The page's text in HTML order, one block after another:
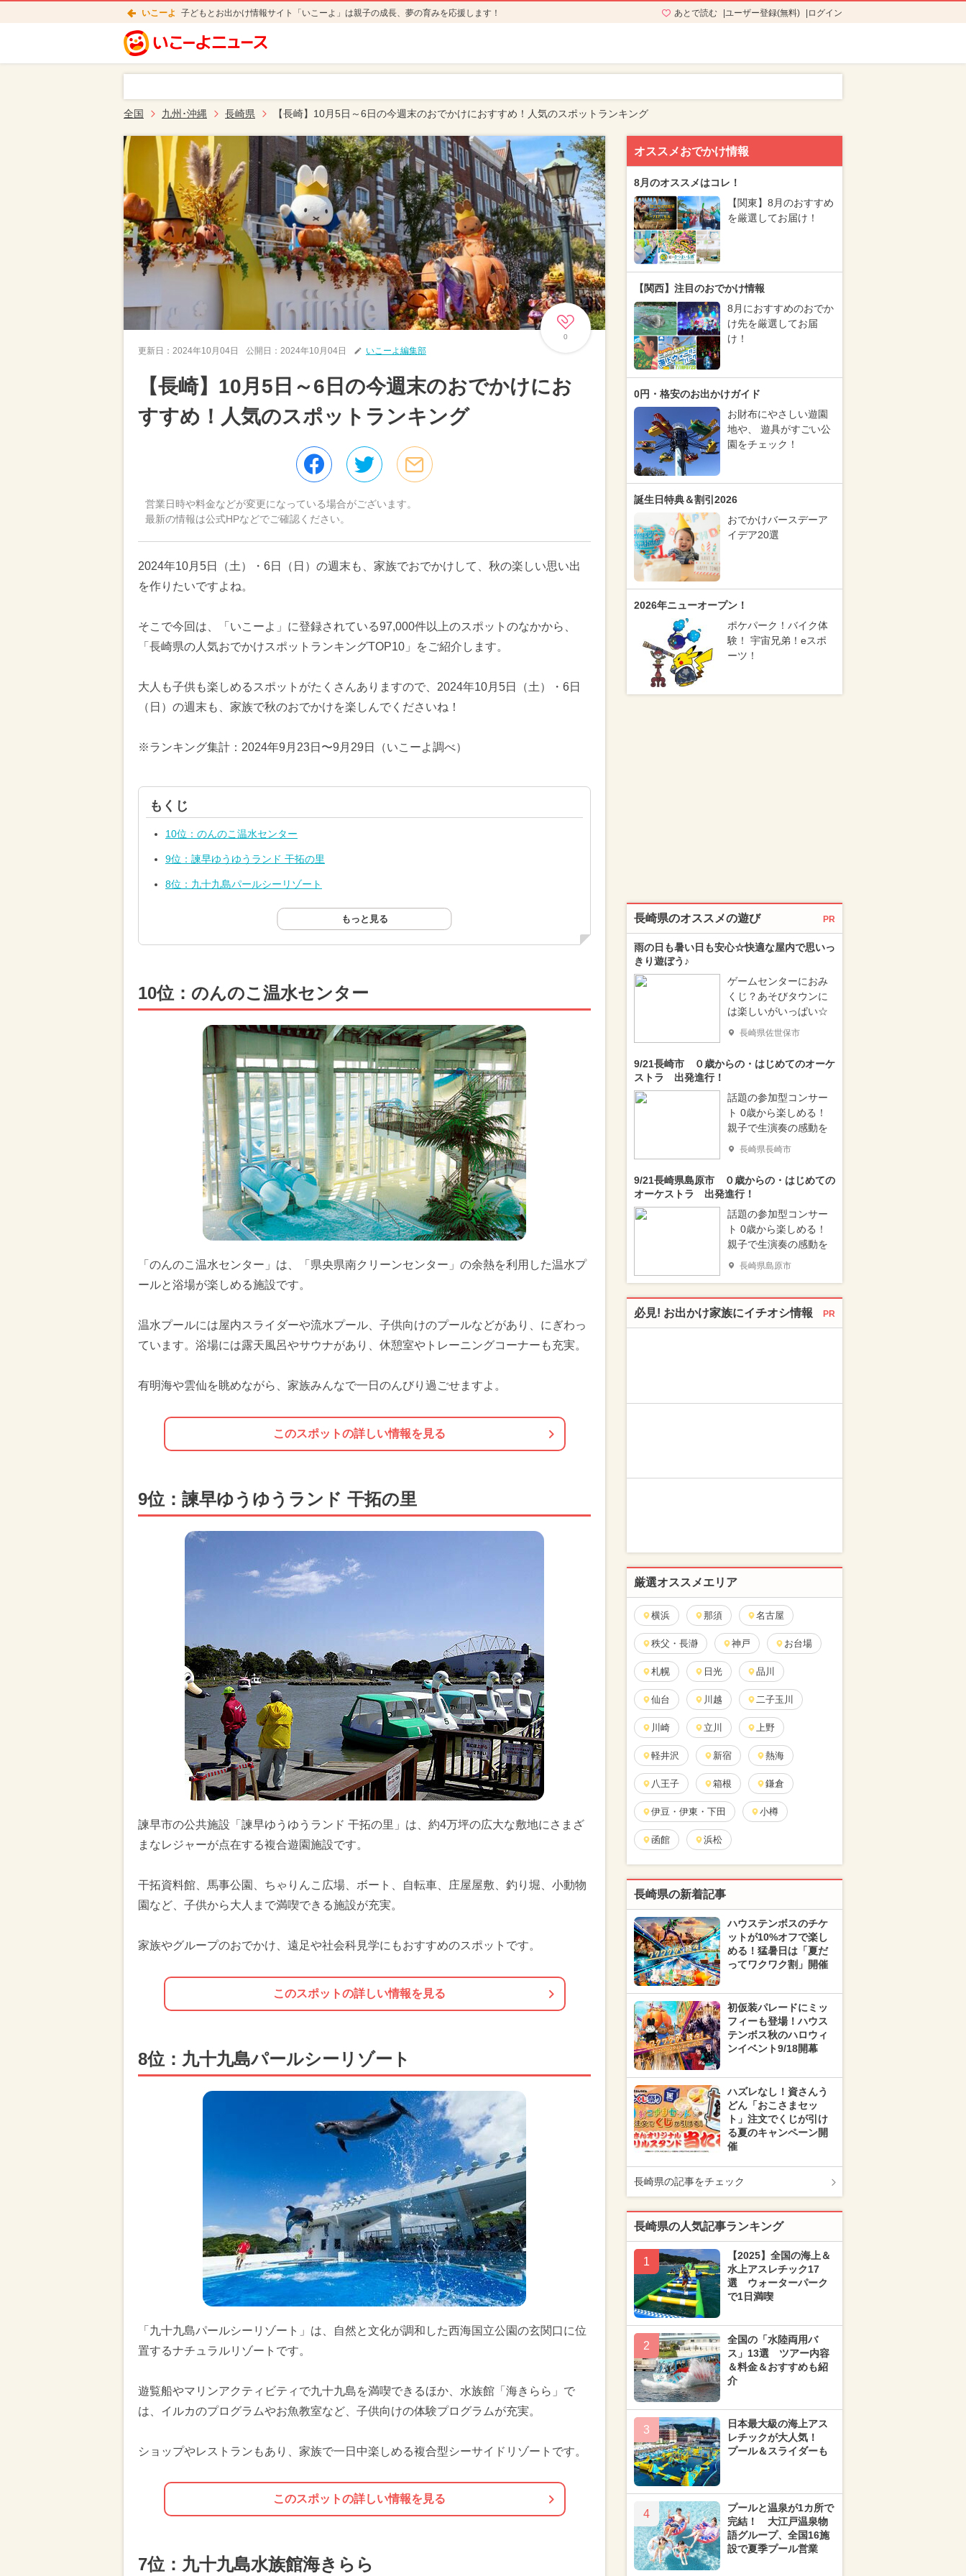
いこーよ 子どもとお出かけ情報サイト「いこーよ」は親子の成長、夢の育みを応援します！ あとで読む ユーザー登録(無料) ログイン
全国 九州･沖縄 長崎県 【長崎】10月5日～6日の今週末のおでかけにおすすめ！人気のスポットランキング
0
更新日： 2024年10月04日 公開日： 2024年10月04日 いこーよ編集部
【長崎】10月5日～6日の今週末のおでかけにお
すすめ！人気のスポットランキング
営業日時や料金などが変更になっている場合がございます。
最新の情報は公式HPなどでご確認ください。
2024年10月5日（土）・6日（日）の週末も、家族でおでかけして、秋の楽しい思い出
を作りたいですよね。
そこで今回は、「いこーよ」に登録されている97,000件以上のスポットのなかから、
「長崎県の人気おでかけスポットランキングTOP10」をご紹介します。
大人も子供も楽しめるスポットがたくさんありますので、2024年10月5日（土）・6日
（日）の週末も、家族で秋のおでかけを楽しんでくださいね！
※ランキング集計：2024年9月23日〜9月29日（いこーよ調べ）
もくじ
10位：のんのこ温水センター
9位：諫早ゆうゆうランド 干拓の里
8位：九十九島パールシーリゾート
もっと見る
10位：のんのこ温水センター
「のんのこ温水センター」は、「県央県南クリーンセンター」の余熱を利用した温水プ
ールと浴場が楽しめる施設です。
温水プールには屋内スライダーや流水プール、子供向けのプールなどがあり、にぎわっ
ています。浴場には露天風呂やサウナがあり、休憩室やトレーニングコーナーも充実。
有明海や雲仙を眺めながら、家族みんなで一日のんびり過ごせますよ。
このスポットの詳しい情報を見る
9位：諫早ゆうゆうランド 干拓の里
諫早市の公共施設「諫早ゆうゆうランド 干拓の里」は、約4万坪の広大な敷地にさまざ
まなレジャーが点在する複合遊園施設です。
干拓資料館、馬事公園、ちゃりんこ広場、ボート、自転車、庄屋屋敷、釣り堀、小動物
園など、子供から大人まで満喫できる施設が充実。
家族やグループのおでかけ、遠足や社会科見学にもおすすめのスポットです。
このスポットの詳しい情報を見る
8位：九十九島パールシーリゾート
「九十九島パールシーリゾート」は、自然と文化が調和した西海国立公園の玄関口に位
置するナチュラルリゾートです。
遊覧船やマリンアクティビティで九十九島を満喫できるほか、水族館「海きらら」で
は、イルカのプログラムやお魚教室など、子供向けの体験プログラムが充実。
ショップやレストランもあり、家族で一日中楽しめる複合型シーサイドリゾートです。
このスポットの詳しい情報を見る
7位：九十九島水族館海きらら
オススメおでかけ情報
8月のオススメはコレ！
【関東】8月のおすすめ
を厳選してお届け！
【関西】注目のおでかけ情報
8月におすすめのおでか
け先を厳選してお届
け！
0円・格安のお出かけガイド
お財布にやさしい遊園
地や、 遊具がすごい公
園をチェック！
誕生日特典＆割引2026
おでかけバースデーア
イデア20選
2026年ニューオープン！
ポケパーク！バイク体
験！ 宇宙兄弟！eスポ
ーツ！
長崎県のオススメの遊び PR
雨の日も暑い日も安心☆快適な屋内で思いっ
きり遊ぼう♪
ゲームセンターにおみ
くじ？あそびタウンに
は楽しいがいっぱい☆
長崎県佐世保市
9/21長崎市 ０歳からの・はじめてのオーケ
ストラ 出発進行！
話題の参加型コンサー
ト 0歳から楽しめる！
親子で生演奏の感動を
長崎県長崎市
9/21長崎県島原市 ０歳からの・はじめての
オーケストラ 出発進行！
話題の参加型コンサー
ト 0歳から楽しめる！
親子で生演奏の感動を
長崎県島原市
必見! お出かけ家族にイチオシ情報 PR
厳選オススメエリア
横浜 那須 名古屋
秩父・長瀞 神戸 お台場
札幌 日光 品川
仙台 川越 二子玉川
川崎 立川 上野
軽井沢 新宿 熱海
八王子 箱根 鎌倉
伊豆・伊東・下田 小樽
函館 浜松
長崎県の新着記事
ハウステンボスのチケ
ットが10%オフで楽し
める！猛暑日は「夏だ
ってワクワク割」開催
初仮装パレードにミッ
フィーも登場！ハウス
テンボス秋のハロウィ
ンイベント9/18開幕
ハズレなし！資さんう
どん「おこさまセッ
ト」注文でくじが引け
る夏のキャンペーン開
催
長崎県の記事をチェック
長崎県の人気記事ランキング
1
【2025】全国の海上＆
水上アスレチック17
選 ウォーターパーク
で1日満喫
2
全国の「水陸両用バ
ス」13選 ツアー内容
＆料金＆おすすめも紹
介
3
日本最大級の海上アス
レチックが大人気！
プール＆スライダーも
4
プールと温泉が1カ所で
完結！ 大江戸温泉物
語グループ、全国16施
設で夏季プール営業